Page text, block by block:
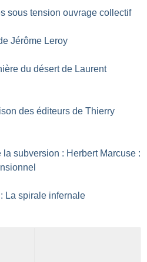
sous tension ouvrage collectif
Jérôme Leroy
du désert de Laurent
des éditeurs de Thierry
la subversion : Herbert Marcuse :
La spirale infernale